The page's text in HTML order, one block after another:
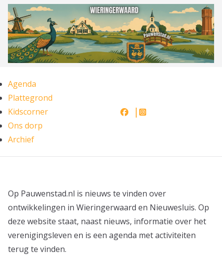
Ga
naar
de
inhoud
Agenda
Plattegrond
Kidscorner
Ons dorp
Archief
Op Pauwenstad.nl is nieuws te vinden over
ontwikkelingen in Wieringerwaard en Nieuwesluis. Op
deze website staat, naast nieuws, informatie over het
verenigingsleven en is een agenda met activiteiten
terug te vinden.